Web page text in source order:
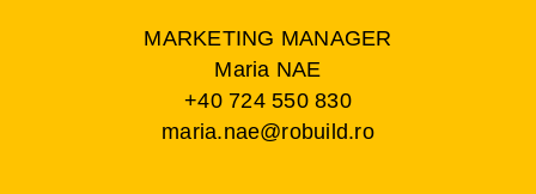
MARKETING MANAGER
Maria NAE
+40 724 550 830
maria.nae@robuild.ro